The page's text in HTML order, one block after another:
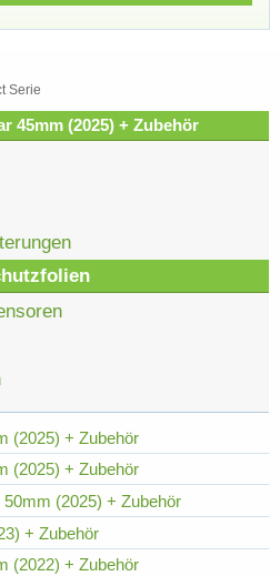
Serie
45mm (2025) + Zubehör
(2025) + Zubehör
(2025) + Zubehör
(2025) + Zubehör
+ Zubehör
(2022) + Zubehör